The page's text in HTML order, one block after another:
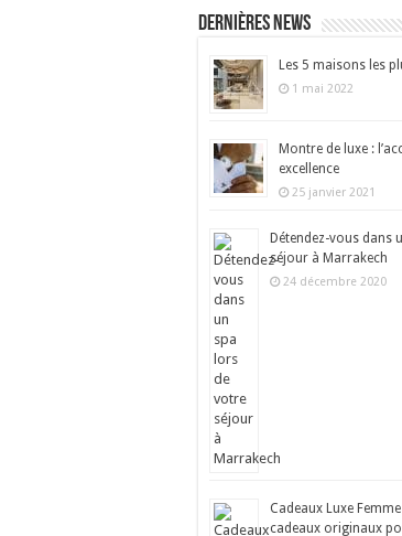
Dernières news
Les 5 maisons les
1 mai 2022
Montre de luxe :
excellence
25 janvier 2021
Détendez-vous dans
séjour à Marrakech
24 décembre 2020
Cadeaux Luxe
cadeaux originaux